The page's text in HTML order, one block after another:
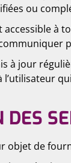
ou
accessible à
à jour
l’utilisateur
DES
objet de